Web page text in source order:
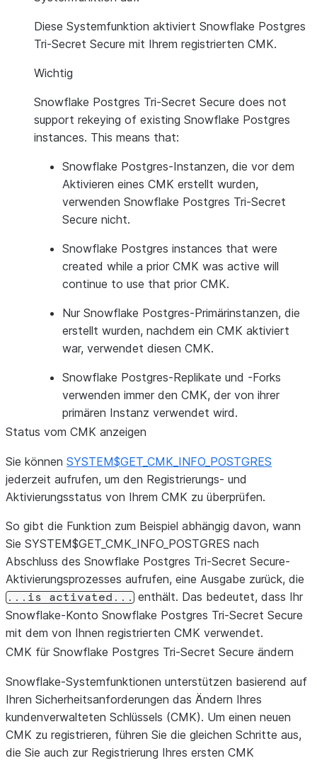
Diese Systemfunktion aktiviert Snowflake Postgres
Tri-Secret Secure mit Ihrem registrierten CMK.
Wichtig
Snowflake Postgres Tri-Secret Secure does not
support rekeying of existing Snowflake Postgres
instances. This means that:
Snowflake Postgres-Instanzen, die vor dem
Aktivieren eines CMK erstellt wurden,
verwenden Snowflake Postgres Tri-Secret
Secure nicht.
Snowflake Postgres instances that were
created while a prior CMK was active will
continue to use that prior CMK.
Nur Snowflake Postgres-Primärinstanzen, die
erstellt wurden, nachdem ein CMK aktiviert
war, verwendet diesen CMK.
Snowflake Postgres-Replikate und -Forks
verwenden immer den CMK, der von ihrer
primären Instanz verwendet wird.
Status vom CMK anzeigen
Sie können SYSTEM$GET_CMK_INFO_POSTGRES
jederzeit aufrufen, um den Registrierungs- und
Aktivierungsstatus von Ihrem CMK zu überprüfen.
So gibt die Funktion zum Beispiel abhängig davon, wann
Sie SYSTEM$GET_CMK_INFO_POSTGRES nach
Abschluss des Snowflake Postgres Tri-Secret Secure-
Aktivierungsprozesses aufrufen, eine Ausgabe zurück, die
...is activated... enthält. Das bedeutet, dass Ihr
Snowflake-Konto Snowflake Postgres Tri-Secret Secure
mit dem von Ihnen registrierten CMK verwendet.
CMK für Snowflake Postgres Tri-Secret Secure ändern
Snowflake-Systemfunktionen unterstützen basierend auf
Ihren Sicherheitsanforderungen das Ändern Ihres
kundenverwalteten Schlüssels (CMK). Um einen neuen
CMK zu registrieren, führen Sie die gleichen Schritte aus,
die Sie auch zur Registrierung Ihres ersten CMK